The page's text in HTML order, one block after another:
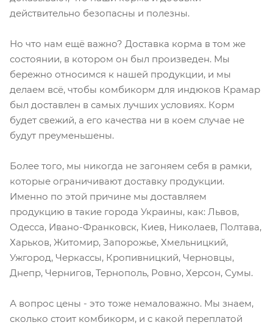
действительно безопасны и полезны.
Но что нам ещё важно? Доставка корма в том же
состоянии, в котором он был произведен. Мы
бережно относимся к нашей продукции, и мы
делаем всё, чтобы комбикорм для индюков Крамар
был доставлен в самых лучших условиях. Корм
будет свежий, а его качества ни в коем случае не
будут преуменьшены.
Более того, мы никогда не загоняем себя в рамки,
которые ограничивают доставку продукции.
Именно по этой причине мы доставляем
продукцию в такие города Украины, как: Львов,
Одесса, Ивано-Франковск, Киев, Николаев, Полтава,
Харьков, Житомир, Запорожье, Хмельницкий,
Ужгород, Черкассы, Кропивницкий, Черновцы,
Днепр, Чернигов, Тернополь, Ровно, Херсон, Сумы.
А вопрос цены - это тоже немаловажно. Мы знаем,
сколько стоит комбикорм, и с какой переплатой